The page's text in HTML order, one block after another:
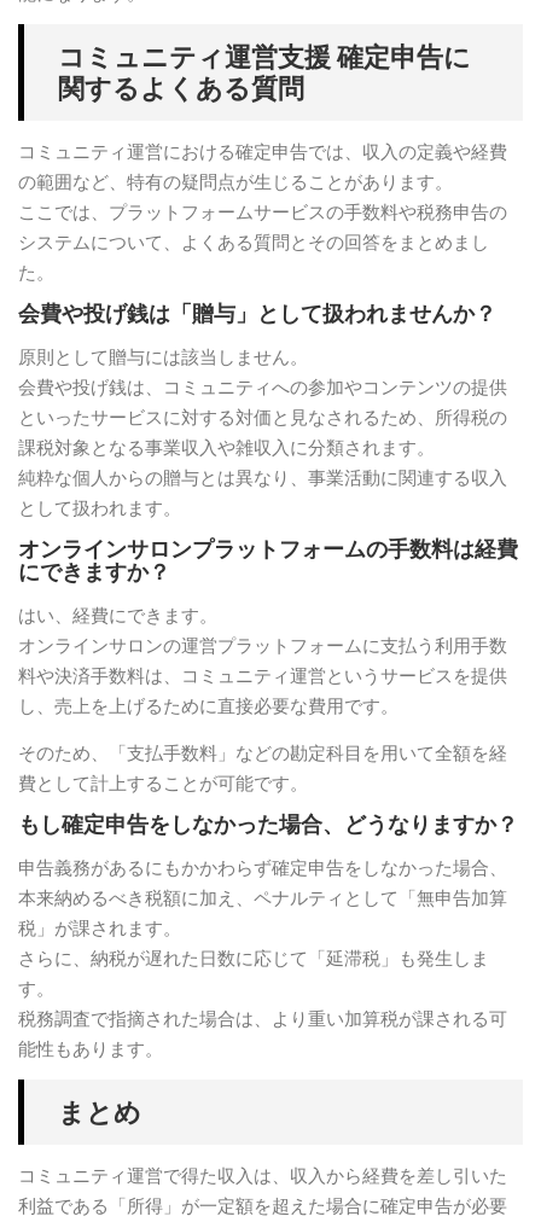
コミュニティ運営支援 確定申告に
関するよくある質問
コミュニティ運営における確定申告では、収入の定義や経費
の範囲など、特有の疑問点が生じることがあります。
ここでは、プラットフォームサービスの手数料や税務申告の
システムについて、よくある質問とその回答をまとめまし
た。
会費や投げ銭は「贈与」として扱われませんか？
原則として贈与には該当しません。
会費や投げ銭は、コミュニティへの参加やコンテンツの提供
といったサービスに対する対価と見なされるため、所得税の
課税対象となる事業収入や雑収入に分類されます。
純粋な個人からの贈与とは異なり、事業活動に関連する収入
として扱われます。
オンラインサロンプラットフォームの手数料は経費
にできますか？
はい、経費にできます。
オンラインサロンの運営プラットフォームに支払う利用手数
料や決済手数料は、コミュニティ運営というサービスを提供
し、売上を上げるために直接必要な費用です。
そのため、「支払手数料」などの勘定科目を用いて全額を経
費として計上することが可能です。
もし確定申告をしなかった場合、どうなりますか？
申告義務があるにもかかわらず確定申告をしなかった場合、
本来納めるべき税額に加え、ペナルティとして「無申告加算
税」が課されます。
さらに、納税が遅れた日数に応じて「延滞税」も発生しま
す。
税務調査で指摘された場合は、より重い加算税が課される可
能性もあります。
まとめ
コミュニティ運営で得た収入は、収入から経費を差し引いた
利益である「所得」が一定額を超えた場合に確定申告が必要